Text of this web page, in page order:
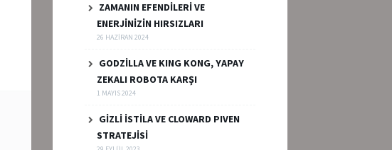
ZAMANIN EFENDİLERİ VE
ENERJİNİZİN HIRSIZLARI
26 HAZIRAN 2024
GODZİLLA VE KING KONG, YAPAY
ZEKALI ROBOTA KARŞI
1 MAYIS 2024
GİZLİ İSTİLA VE CLOWARD PIVEN
STRATEJİSİ